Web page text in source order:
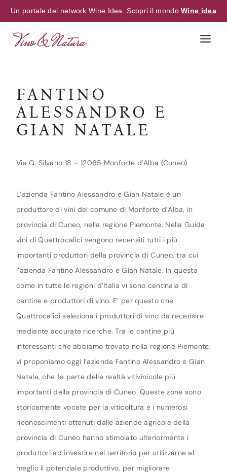
Un portale del network Wine Idea. Scopri il mondoWine idea
FANTINO
ALESSANDRO E
GIAN NATALE
Via G. Silvano 18 – 12065 Monforte d’Alba (Cuneo)
L’azienda Fantino Alessandro e Gian Natale è un
produttore di vini del comune di Monforte d’Alba, in
provincia di Cuneo, nella regione Piemonte. Nella Guida
vini di Quattrocalici vengono recensiti tutti i più
importanti produttori della provincia di Cuneo, tra cui
l’azienda Fantino Alessandro e Gian Natale. In questa
come in tutte le regioni d’Italia vi sono centinaia di
cantine e produttori di vino. E’ per questo che
Quattrocalici seleziona i produttori di vino da recensire
mediante accurate ricerche. Tra le cantine più
interessanti che abbiamo trovato nella regione Piemonte,
vi proponiamo oggi l’azienda Fantino Alessandro e Gian
Natale, che fa parte delle realtà vitivinicole più
importanti della provincia di Cuneo. Queste zone sono
storicamente vocate per la viticoltura e i numerosi
riconoscimenti ottenuti dalle aziende agricole della
provincia di Cuneo hanno stimolato ulteriormente i
produttori ad investire nel territorio per utilizzarne al
meglio il potenziale produttivo, per migliorare